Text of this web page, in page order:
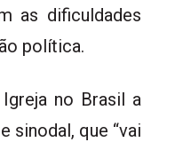
as dificuldades
política.
no Brasil a
sinodal, que “vai